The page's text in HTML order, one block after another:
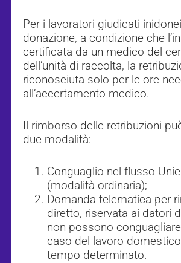
Per i lavoratori giudicati
donazione, a condizione che
certificata da un medico del
dell’unità di raccolta, la
riconosciuta solo per le ore
all’accertamento medico.
Il rimborso delle retribuzioni
due modalità:
Conguaglio nel flusso
(modalità ordinaria);
Domanda telematica per
diretto, riservata ai datori
non possono
caso del lavoro
tempo determinato.